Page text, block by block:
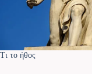
Τι το ήθος